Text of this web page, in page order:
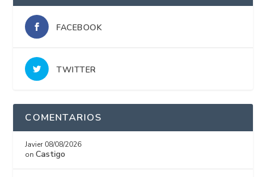
FACEBOOK
TWITTER
COMENTARIOS
Javier 08/08/2026
onCastigo